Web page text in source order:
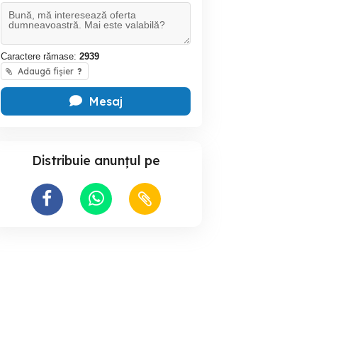
Caractere rămase: 2939
Adaugă fișier ?
Mesaj
Distribuie anunțul pe